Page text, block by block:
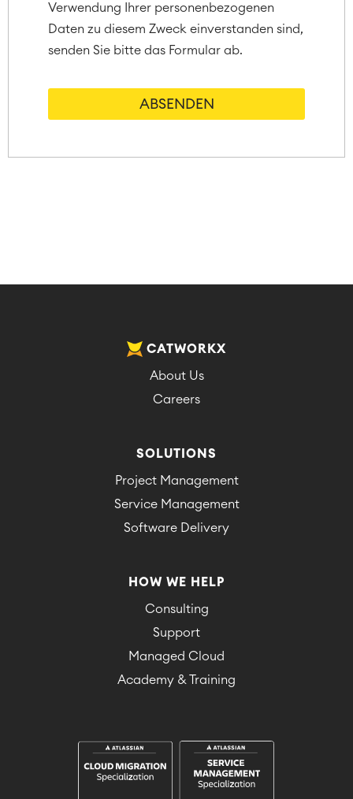
Verwendung Ihrer personenbezogenen
Daten zu diesem Zweck einverstanden sind,
senden Sie bitte das Formular ab.
CATWORKX
About Us
Careers
SOLUTIONS
Project Management
Service Management
Software Delivery
HOW WE HELP
Consulting
Support
Managed Cloud
Academy & Training